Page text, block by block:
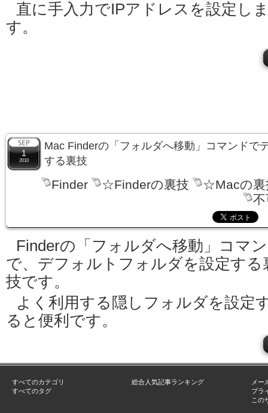
直に手入力でIPアドレスを設定し
す。
1
2010
Mac Finderの「フォルダへ移動」コマンドで
する裏技
Finder ☆Finderの裏技
☆Macの裏
Finderの「フォルダへ移動」コマ
で、デフォルトフォルダを設定する
技です。
よく利用する隠しフォルダを設定
ると便利です。
すべてのカテゴリ
すべてのタグ
総合人気記事ランキング
メー
プラ
この